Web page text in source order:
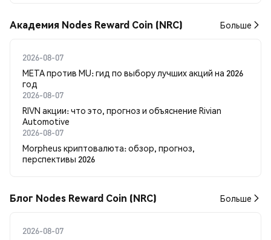
Академия Nodes Reward Coin (NRC) Больше
2026-08-07
META против MU: гид по выбору лучших акций на 2026
год
2026-08-07
RIVN акции: что это, прогноз и объяснение Rivian
Automotive
2026-08-07
Morpheus криптовалюта: обзор, прогноз,
перспективы 2026
Блог Nodes Reward Coin (NRC) Больше
2026-08-07